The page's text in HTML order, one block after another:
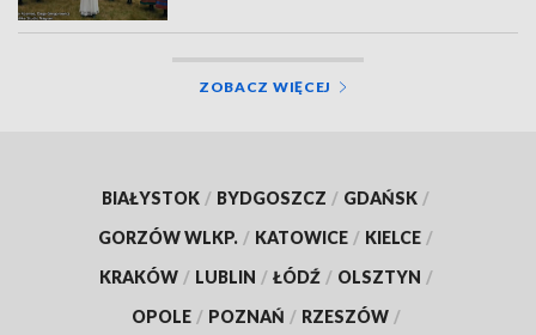
ZOBACZ WIĘCEJ
BIAŁYSTOK / BYDGOSZCZ / GDAŃSK /
GORZÓW WLKP. / KATOWICE / KIELCE /
KRAKÓW / LUBLIN / ŁÓDŹ / OLSZTYN /
OPOLE / POZNAŃ / RZESZÓW /